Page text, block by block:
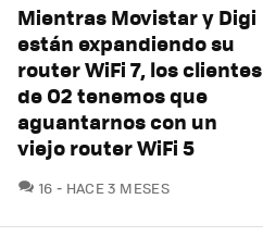
Mientras Movistar y Digi
están expandiendo su
router WiFi 7, los clientes
de O2 tenemos que
aguantarnos con un
viejo router WiFi 5
16 COMENTARIOS
HACE 3 MESES